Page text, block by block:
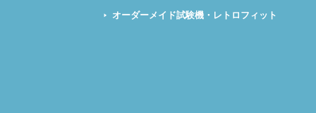
オーダーメイド試験機・レトロフィット